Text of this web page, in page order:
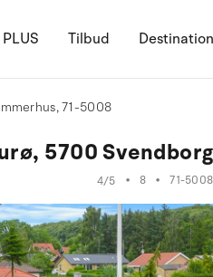
PLUS Tilbud
71-5008
5700 Svendborg
4/5 • 8 • 71-5008